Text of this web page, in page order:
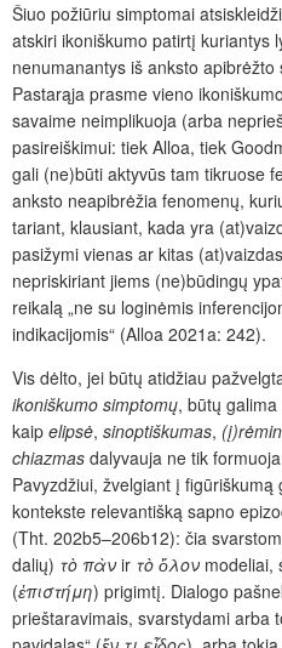
Šiuo požiūriu simptomai
atskiri ikoniškumο patirtį kuriantys
nenumanantys iš anksto
Pastarąja prasme vieno
savaime neimplikuoja (arba
pasireiškimui: tiek Alloa, tiek
gali (ne)būti aktyvūs tam tikruose
anksto neapibrėžia fenomenų,
tariant, klausiant, kada yra
pasižymi vienas ar kitas
nepriskiriant jiems (ne)būdingų
reikalą „ne su loginėmis
indikacijomis“ (Alloa 2021a: 242).
Vis dėlto, jei būtų atidžiau
ikoniškumo simptomų, būtų
kaip elipsė, sinoptiškumas,
chiazmas dalyvauja ne tik
Pavyzdžiui, žvelgiant į
kontekste relevantišką sapno
(Tht. 202b5–206b12): čia
dalių) τὸ πὰν ir τὸ ὅλον modeliai,
(ἐπιστήμη) prigimtį. Dialogo
prieštaravimais, svarstydami arba